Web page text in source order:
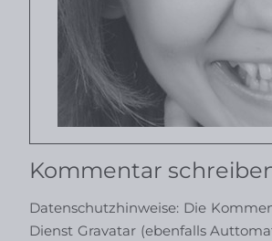
Kommentar
Datenschutzhinweise: Die
Dienst Gravatar (ebenfalls